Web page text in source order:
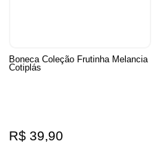
Boneca Coleção Frutinha Melancia
Cotiplás
R$ 39,90